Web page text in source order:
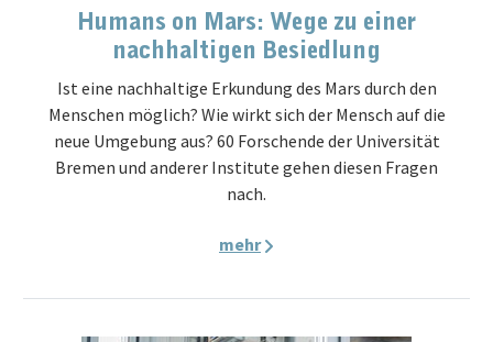
Humans on Mars: Wege zu einer
nachhaltigen Besiedlung
Ist eine nachhaltige Erkundung des Mars durch den
Menschen möglich? Wie wirkt sich der Mensch auf die
neue Umgebung aus? 60 Forschende der Universität
Bremen und anderer Institute gehen diesen Fragen
nach.
mehr